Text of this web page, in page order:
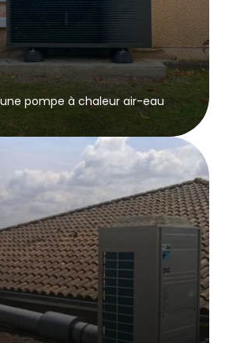
pompe à chaleur air-eau